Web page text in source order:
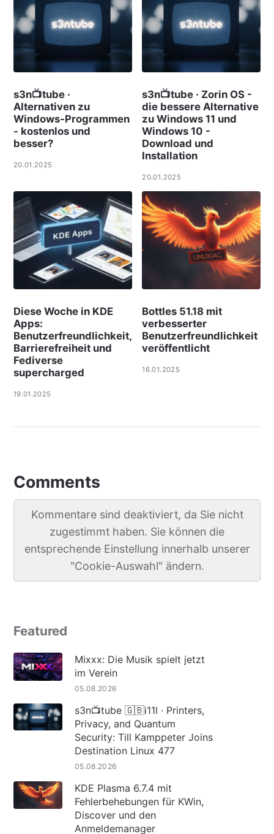
s3n📺tube ·
Alternativen zu
Windows-Programmen
- kostenlos und
besser?
20.01.2025
s3n📺tube · Zorin OS -
die bessere Alternative
zu Windows 11 und
Windows 10 -
Download und
Installation
20.01.2025
Diese Woche in KDE
Apps:
Benutzerfreundlichkeit,
Barrierefreiheit und
Fediverse
supercharged
19.01.2025
Bottles 51.18 mit
verbesserter
Benutzerfreundlichkeit
veröffentlicht
16.01.2025
Comments
Kommentare sind deaktiviert, da Sie nicht
zugestimmt haben. Sie können die
entsprechende Einstellung innerhalb unserer
"Cookie-Auswahl" ändern.
Featured
Mixxx: Die Musik spielt jetzt
im Verein
05.08.2026
s3n📺tube 🇬🇧i11l · Printers,
Privacy, and Quantum
Security: Till Kamppeter Joins
Destination Linux 477
05.08.2026
KDE Plasma 6.7.4 mit
Fehlerbehebungen für KWin,
Discover und den
Anmeldemanager